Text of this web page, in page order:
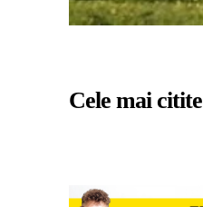
Cele mai citite